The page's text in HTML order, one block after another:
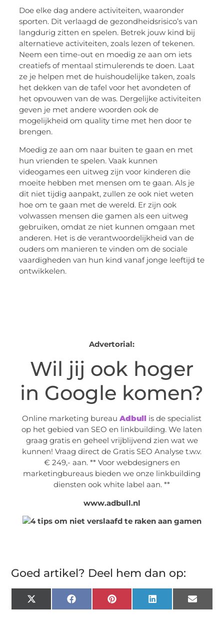
Doe elke dag andere activiteiten, waaronder
sporten. Dit verlaagd de gezondheidsrisico’s van
langdurig zitten en spelen. Betrek jouw kind bij
alternatieve activiteiten, zoals lezen of tekenen.
Neem een time-out en moedig ze aan om iets
creatiefs of mentaal stimulerends te doen. Laat
ze je helpen met de huishoudelijke taken, zoals
het dekken van de tafel voor het avondeten of
het opvouwen van de was. Dergelijke activiteiten
geven je met andere woorden ook de
mogelijkheid om quality time met hen door te
brengen.
Moedig ze aan om naar buiten te gaan en met
hun vrienden te spelen. Vaak kunnen
videogames een uitweg zijn voor kinderen die
moeite hebben met mensen om te gaan. Als je
dit niet tijdig aanpakt, zullen ze ook niet weten
hoe om te gaan met de wereld. Er zijn ook
volwassen mensen die gamen als een uitweg
gebruiken, omdat ze niet kunnen omgaan met
anderen. Het is de verantwoordelijkheid van de
ouders om manieren te vinden om de sociale
vaardigheden van hun kind vanaf jonge leeftijd te
ontwikkelen.
Advertorial:
Wil jij ook hoger
in Google komen?
Online marketing bureauAdbull is de specialist
op het gebied van SEO en linkbuilding. We laten
graag gratis en geheel vrijblijvend zien wat we
kunnen! Vraag direct de Gratis SEO Analyse t.w.v.
€ 249,- aan. ** Voor webdesigners en
marketingbureaus bieden we onze linkbuilding
diensten ook white label aan. **
www.adbull.nl
Goed artikel? Deel hem dan op:
X
(Twitter)
FacebookPinterestLinkedInEmail